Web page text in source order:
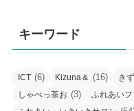
キーワード
ICT (6) Kizuna＆ (16) き
しゃべっ茶お (3) ふれあい